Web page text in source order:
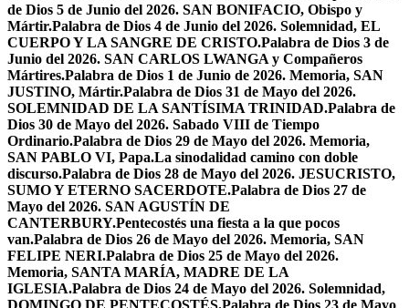
de Dios 5 de Junio del 2026. SAN BONIFACIO, Obispo y
Mártir.Palabra de Dios 4 de Junio del 2026. Solemnidad, EL
CUERPO Y LA SANGRE DE CRISTO.Palabra de Dios 3 de
Junio del 2026. SAN CARLOS LWANGA y Compañeros
Mártires.Palabra de Dios 1 de Junio de 2026. Memoria, SAN
JUSTINO, Mártir.Palabra de Dios 31 de Mayo del 2026.
SOLEMNIDAD DE LA SANTÍSIMA TRINIDAD.Palabra de
Dios 30 de Mayo del 2026. Sabado VIII de Tiempo
Ordinario.Palabra de Dios 29 de Mayo del 2026. Memoria,
SAN PABLO VI, Papa.La sinodalidad camino con doble
discurso.Palabra de Dios 28 de Mayo del 2026. JESUCRISTO,
SUMO Y ETERNO SACERDOTE.Palabra de Dios 27 de
Mayo del 2026. SAN AGUSTÍN DE
CANTERBURY.Pentecostés una fiesta a la que pocos
van.Palabra de Dios 26 de Mayo del 2026. Memoria, SAN
FELIPE NERI.Palabra de Dios 25 de Mayo del 2026.
Memoria, SANTA MARÍA, MADRE DE LA
IGLESIA.Palabra de Dios 24 de Mayo del 2026. Solemnidad,